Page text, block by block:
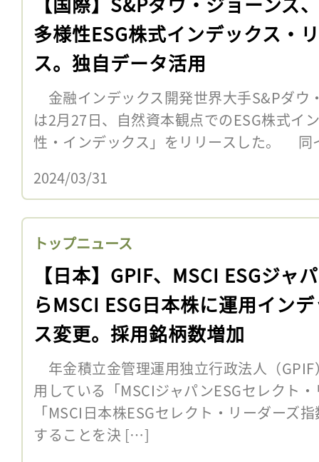
多様性ESG株式インデックス・
ス。独自データ活用
金融インデックス開発世界大手S&Pダウ
は2月27日、自然資本観点でのESG株式イ
性・インデックス」をリリースした。 同
2024/03/31
トップニュース
【日本】GPIF、MSCI ESGジャ
らMSCI ESG日本株に運用イン
ス変更。採用銘柄数増加
年金積立金管理運用独立行政法人（
用している「MSCIジャパンESGセレクト
「MSCI日本株ESGセレクト・リーダーズ
することを決 […]